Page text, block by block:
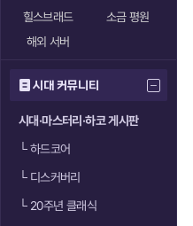
힐스브래드
소금 평원
해외 서버
시대 커뮤니티
시대·마스터리·하코 게시판
└하드코어
└디스커버리
└20주년 클래식